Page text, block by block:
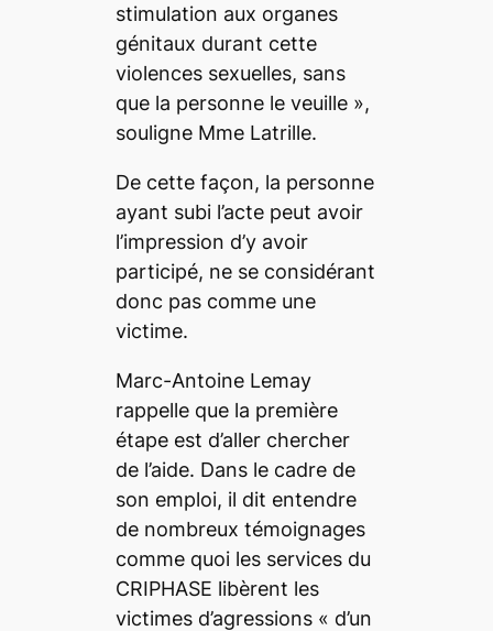
stimulation aux organes
génitaux durant cette
violences sexuelles, sans
que la personne le veuille »,
souligne Mme Latrille.
De cette façon, la personne
ayant subi l’acte peut avoir
l’impression d’y avoir
participé, ne se considérant
donc pas comme une
victime.
Marc-Antoine Lemay
rappelle que la première
étape est d’aller chercher
de l’aide. Dans le cadre de
son emploi, il dit entendre
de nombreux témoignages
comme quoi les services du
CRIPHASE libèrent les
victimes d’agressions « d’un